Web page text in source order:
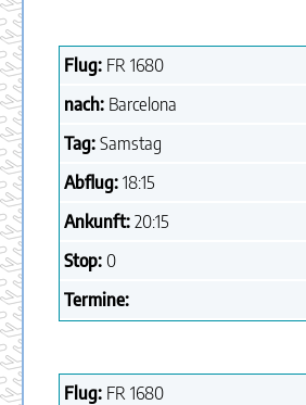
Flug: FR 1680
nach: Barcelona
Tag: Samstag
Abflug: 18:15
Ankunft: 20:15
Stop: 0
Termine:
Flug: FR 1680